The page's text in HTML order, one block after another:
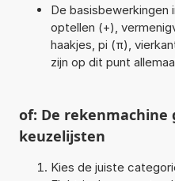
De basisbewerkingen
optellen (+),
haakjes, pi (π),
zijn op dit punt
of: De rekenmachine
keuzelijsten
Kies de juiste